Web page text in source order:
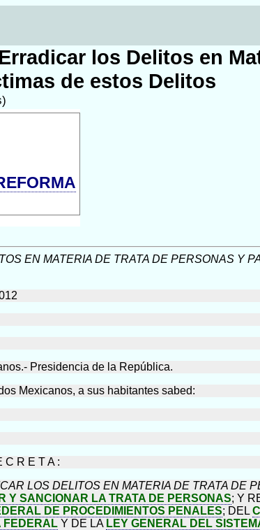
los Delitos en
de estos Delitos
EN MATERIA DE TRATA DE PERSONAS Y
Presidencia de la República.
Mexicanos, a sus habitantes sabed:
C R E T A :
LOS DELITOS EN MATERIA DE TRATA DE
Y SANCIONAR LA TRATA DE PERSONAS; Y
DE PROCEDIMIENTOS PENALES; DEL
FEDERAL Y DE LA LEY GENERAL DEL